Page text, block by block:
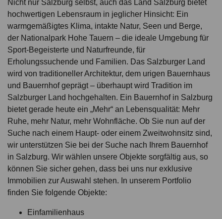
Nicht nur Salzburg selbst, auch das Land Salzburg bietet
hochwertigen Lebensraum in jeglicher Hinsicht: Ein
warmgemäßigtes Klima, intakte Natur, Seen und Berge,
der Nationalpark Hohe Tauern – die ideale Umgebung für
Sport-Begeisterte und Naturfreunde, für
Erholungssuchende und Familien. Das Salzburger Land
wird von traditioneller Architektur, dem urigen Bauernhaus
und Bauernhof geprägt – überhaupt wird Tradition im
Salzburger Land hochgehalten. Ein Bauernhof in Salzburg
bietet gerade heute ein „Mehr“ an Lebensqualität: Mehr
Ruhe, mehr Natur, mehr Wohnfläche. Ob Sie nun auf der
Suche nach einem Haupt- oder einem Zweitwohnsitz sind,
wir unterstützen Sie bei der Suche nach Ihrem Bauernhof
in Salzburg. Wir wählen unsere Objekte sorgfältig aus, so
können Sie sicher gehen, dass bei uns nur exklusive
Immobilien zur Auswahl stehen. In unserem Portfolio
finden Sie folgende Objekte:
Einfamilienhaus